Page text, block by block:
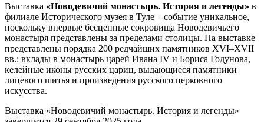
Выставка «Новодевичий монастырь. История и легенды» в
филиале Исторического музея в Туле – событие уникальное,
поскольку впервые бесценные сокровища Новодевичьего
монастыря представлены за пределами столицы. На выставке
представлены порядка 200 редчайших памятников XVI–XVII
вв.: вклады в монастырь царей Ивана IV и Бориса Годунова,
келейные иконы русских цариц, выдающиеся памятники
лицевого шитья и произведения русского церковного
искусства.
Выставка «Новодевичий монастырь. История и легенды»